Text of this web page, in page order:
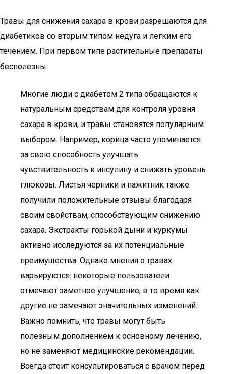
Травы для снижения сахара в крови разрешаются для
диабетиков со вторым типом недуга и легким его
течением. При первом типе растительные препараты
бесполезны.
Многие люди с диабетом 2 типа обращаются к
натуральным средствам для контроля уровня
сахара в крови, и травы становятся популярным
выбором. Например, корица часто упоминается
за свою способность улучшать
чувствительность к инсулину и снижать уровень
глюкозы. Листья черники и пажитник также
получили положительные отзывы благодаря
своим свойствам, способствующим снижению
сахара. Экстракты горькой дыни и куркумы
активно исследуются за их потенциальные
преимущества. Однако мнения о травах
варьируются: некоторые пользователи
отмечают заметное улучшение, в то время как
другие не замечают значительных изменений.
Важно помнить, что травы могут быть
полезным дополнением к основному лечению,
но не заменяют медицинские рекомендации.
Всегда стоит консультироваться с врачом перед